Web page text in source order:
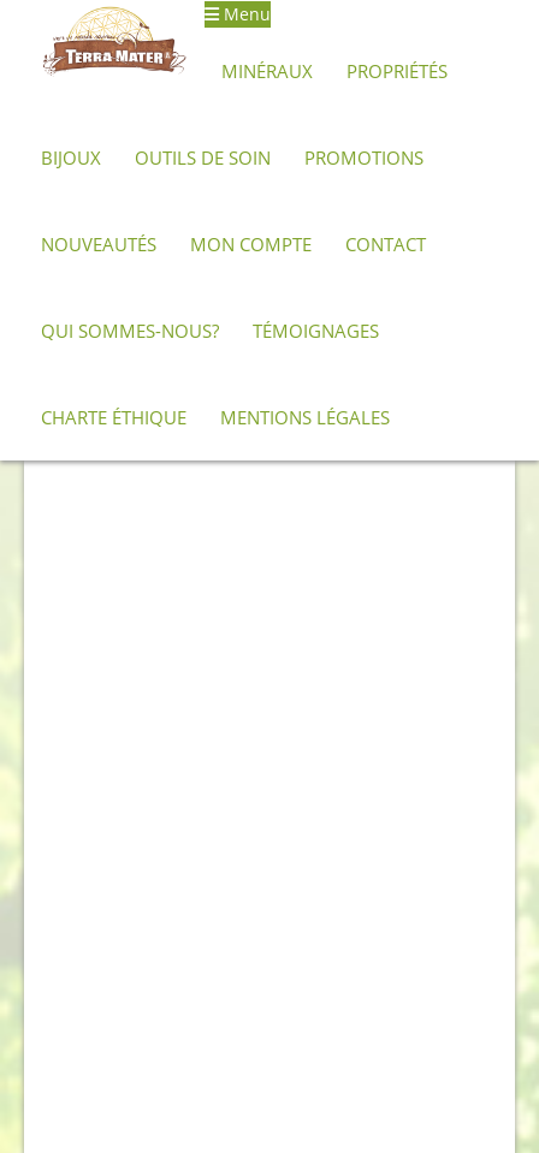
Aller
Aller
au
Menu
MINÉRAUX PROPRIÉTÉS
BIJOUX OUTILS DE SOIN PROMOTIONS
NOUVEAUTÉS MON COMPTE CONTACT
QUI SOMMES-NOUS? TÉMOIGNAGES
CHARTE ÉTHIQUE MENTIONS LÉGALES
Accueil Archives Galet d’amazonite 102 g